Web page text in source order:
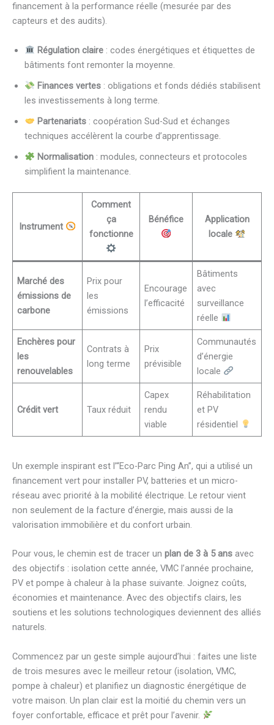
financement à la performance réelle (mesurée par des
capteurs et des audits).
Régulation claire: codes énergétiques et étiquettes de
bâtiments font remonter la moyenne.
Finances vertes: obligations et fonds dédiés stabilisent
les investissements à long terme.
Partenariats: coopération Sud-Sud et échanges
techniques accélèrent la courbe d’apprentissage.
Normalisation: modules, connecteurs et protocoles
simplifient la maintenance.
Instrument
Comment
ça
fonctionne
Bénéfice
Application
locale
Marché des
émissions de
carbone
Prix pour
les
émissions
Encourage
l’efficacité
Bâtiments
avec
surveillance
réelle
Enchères pour
les
renouvelables
Contrats à
long terme
Prix
prévisible
Communautés
d’énergie
locale
Crédit vert Taux réduit
Capex
rendu
viable
Réhabilitation
et PV
résidentiel
Un exemple inspirant est l’“Eco-Parc Ping An”, qui a utilisé un
financement vert pour installer PV, batteries et un micro-
réseau avec priorité à la mobilité électrique. Le retour vient
non seulement de la facture d’énergie, mais aussi de la
valorisation immobilière et du confort urbain.
Pour vous, le chemin est de tracer un plan de 3 à 5 ans avec
des objectifs : isolation cette année, VMC l’année prochaine,
PV et pompe à chaleur à la phase suivante. Joignez coûts,
économies et maintenance. Avec des objectifs clairs, les
soutiens et les solutions technologiques deviennent des alliés
naturels.
Commencez par un geste simple aujourd’hui : faites une liste
de trois mesures avec le meilleur retour (isolation, VMC,
pompe à chaleur) et planifiez un diagnostic énergétique de
votre maison. Un plan clair est la moitié du chemin vers un
foyer confortable, efficace et prêt pour l’avenir.